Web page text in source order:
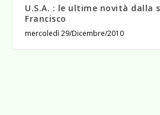
U.S.A. : le ultime novità dalla
Francisco
mercoledì 29/Dicembre/2010